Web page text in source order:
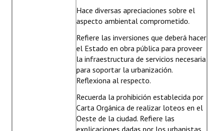
Hace diversas apreciaciones sobre el
aspecto ambiental comprometido.
Refiere las inversiones que deberá hacer
el Estado en obra pública para proveer
la infraestructura de servicios necesaria
para soportar la urbanización.
Reflexiona al respecto.
Recuerda la prohibición establecida por
Carta Orgánica de realizar loteos en el
Oeste de la ciudad. Refiere las
explicaciones dadas por los urbanistas